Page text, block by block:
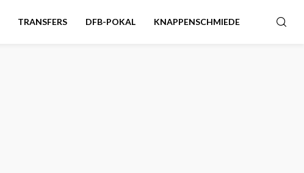
TRANSFERS DFB-POKAL KNAPPENSCHMIEDE